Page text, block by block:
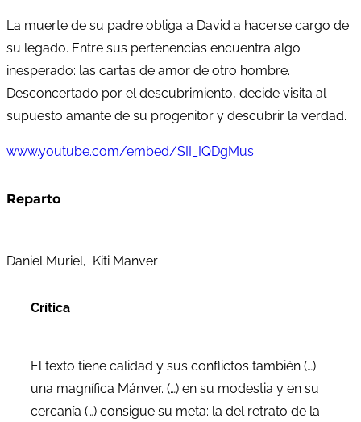
La muerte de su padre obliga a David a hacerse cargo de
su legado. Entre sus pertenencias encuentra algo
inesperado: las cartas de amor de otro hombre.
Desconcertado por el descubrimiento, decide visita al
supuesto amante de su progenitor y descubrir la verdad.
www.youtube.com/embed/SII_IQDgMus
Reparto
Daniel Muriel, Kiti Manver
Crítica
El texto tiene calidad y sus conflictos también (…)
una magnífica Mánver. (…) en su modestia y en su
cercanía (…) consigue su meta: la del retrato de la